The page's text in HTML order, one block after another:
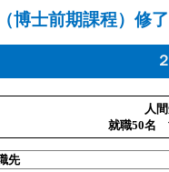
博士前期課程） 修了
人
就職50名
先